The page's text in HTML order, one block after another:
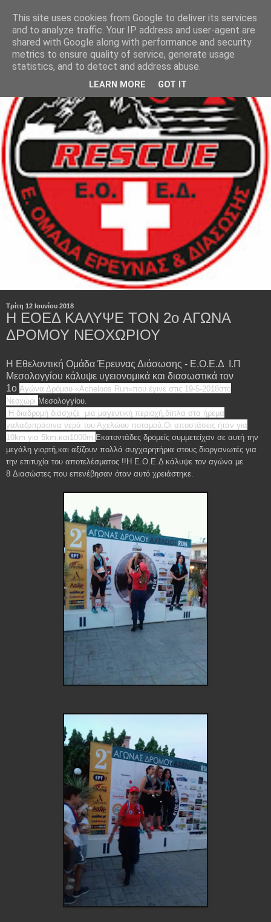
Τρίτη 12 Ιουνίου 2018
Η ΕΟΕΔ ΚΑΛΥΨΕ ΤΟΝ 2ο ΑΓΩΝΑ
ΔΡΟΜΟΥ ΝΕΟΧΩΡΙΟΥ
Η Εθελοντική Ομάδα Έρευνας Διάσωσης - Ε.Ο.Ε.Δ Ι.Π
Μεσολογγίου κάλυψε υγειονομικά και διασωστικά τον
1ο Αγώνα Δρόμου «Acheloos Run»που έγινε στις 19-5-2018στο
Νεοχώρι Μεσολογγίου.
Η διαδρομή διάσχιζε μια μαγευτική περιοχή, δίπλα στα ήρεμα
γαλαζοπράσινα νερά του Αχελώου ποταμού.Οι αποστάσεις ήταν για
10km για 5km,και1000m. Εκατοντάδες δρομείς συμμετείχαν σε αυτή την
μεγάλη γιορτή,και αξίζουν πολλά συγχαρητήρια στους διοργανωτές για
την επιτυχία του αποτελέσματος !!Η Ε.Ο.Ε.Δ κάλυψε τον αγώνα με
8 Διασώστες που επενέβησαν όταν αυτό χρειάστηκε.
This site uses cookies from Google to deliver its services
and to analyze traffic. Your IP address and user-agent are
shared with Google along with performance and security
metrics to ensure quality of service, generate usage
statistics, and to detect and address abuse.
LEARN MORE GOT IT